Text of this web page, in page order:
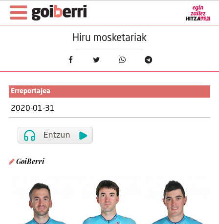
Hiru mosketariak
Erreportajea
2020-01-31
GoiBerri